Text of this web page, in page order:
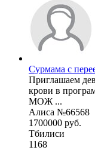
Сурмама с
Приглашаем
крови в
МОЖ ...
Алиса №66568
1700000 руб.
Тбилиси
1168